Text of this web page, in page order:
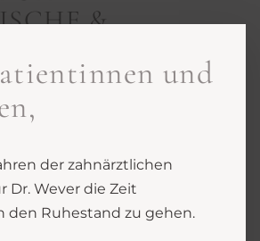
&
und
der zahnärztlichen
Dr. Wever die Zeit
den Ruhestand zu gehen.